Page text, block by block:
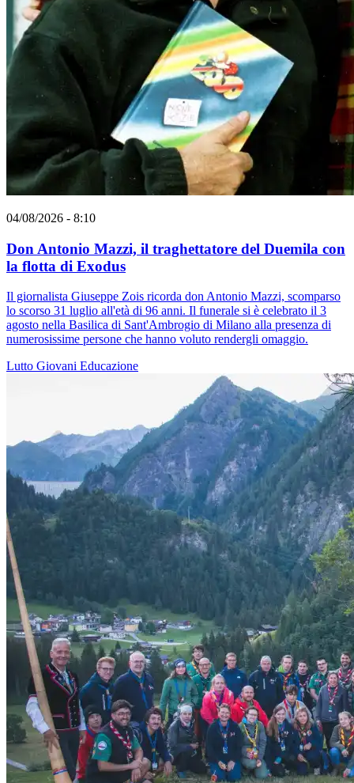
04/08/2026 - 8:10
Don Antonio Mazzi, il traghettatore del Duemila con
la flotta di Exodus
Il giornalista Giuseppe Zois ricorda don Antonio Mazzi, scomparso
lo scorso 31 luglio all'età di 96 anni. Il funerale si è celebrato il 3
agosto nella Basilica di Sant'Ambrogio di Milano alla presenza di
numerosissime persone che hanno voluto rendergli omaggio.
Lutto Giovani Educazione